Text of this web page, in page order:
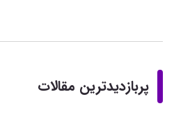
پربازدیدترین مقالات